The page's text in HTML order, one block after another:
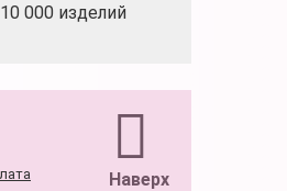
000 изделий
Наверх